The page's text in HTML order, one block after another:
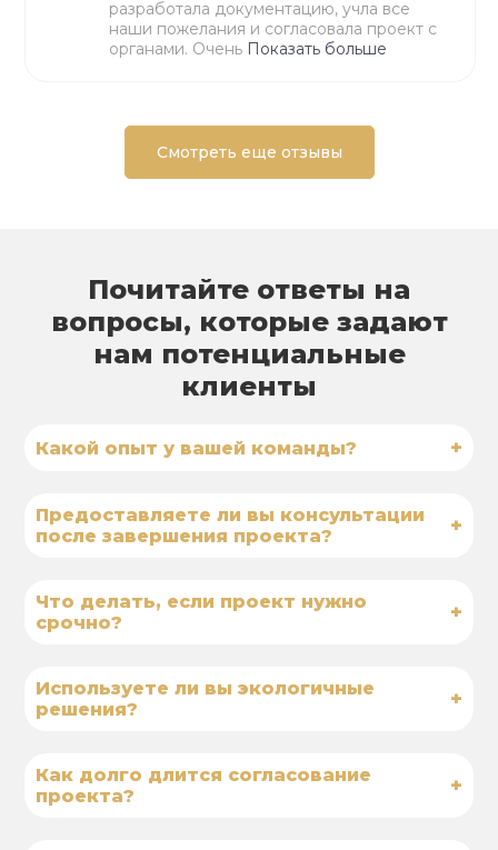
разработала документацию, учла все
наши пожелания и согласовала проект с
органами. Очень Показать больше
Смотреть еще отзывы
Почитайте ответы на
вопросы, которые задают
нам потенциальные
клиенты
Какой опыт у вашей команды? +
Предоставляете ли вы консультации
после завершения проекта?
+
Что делать, если проект нужно
срочно?
+
Используете ли вы экологичные
решения?
+
Как долго длится согласование
проекта?
+